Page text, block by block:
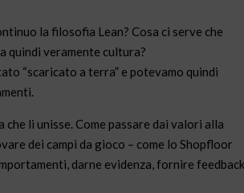
la filosofia Lean? Cosa ci serve che
quindi veramente cultura?
“scaricato a terra” e potevamo quindi
li unisse. Come passare dai valori alla
dei campi da gioco – come lo Shopfloor
darne evidenza, fornire